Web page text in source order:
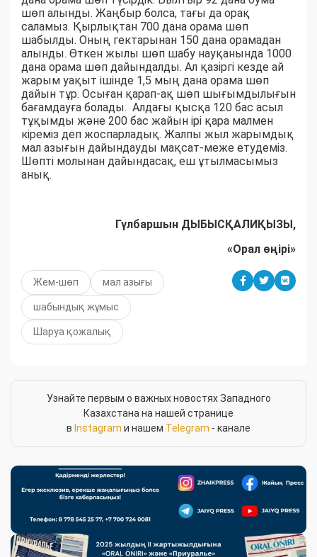
шөп алынды. Жаңбыр болса, тағы да орақ
саламыз. Қырлықтан 700 дана орама шөп
шабылды. Оның гектарынан 150 дана орамадан
алынды. Өткен жылы шөп шабу науқанында 1000
дана орама шөп дайындалды. Ал қазіргі кезде ай
жарым уақыт ішінде 1,5 мың дана орама шөп
дайын тұр. Осыған қарап-ақ шөп шығымдылығын
бағамдауға болады. Алдағы қысқа 120 бас асыл
тұқымды және 200 бас жайын ірі қара малмен
кіреміз деп жоспарладық. Жалпы жыл жарымдық
мал азығын дайындауды мақсат-меже етудеміз.
Шөпті молынан дайындасақ, еш ұтылмасымыз
анық.
Гүлбаршын ДЫБЫСҚАЛИҚЫЗЫ,
«Орал өңірі»
Жем-шөп мал азығы
шабындық жұмыс
Шаруа қожалық
Узнайте первым о важных новостях Западного
Казахстана на нашей странице
в Instagram и нашем Telegram - канале